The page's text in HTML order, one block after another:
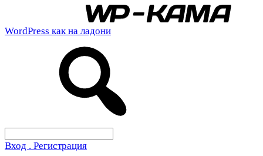
WordPress как на ладони
Вход . Регистрация